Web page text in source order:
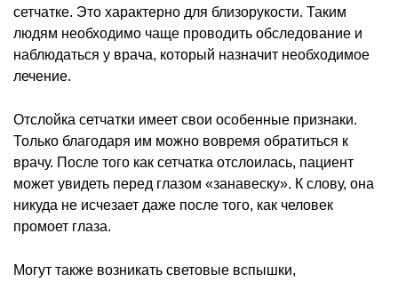
сетчатке. Это характерно для близорукости. Таким
людям необходимо чаще проводить обследование и
наблюдаться у врача, который назначит необходимое
лечение.
Отслойка сетчатки имеет свои особенные признаки.
Только благодаря им можно вовремя обратиться к
врачу. После того как сетчатка отслоилась, пациент
может увидеть перед глазом «занавеску». К слову, она
никуда не исчезает даже после того, как человек
промоет глаза.
Могут также возникать световые вспышки,